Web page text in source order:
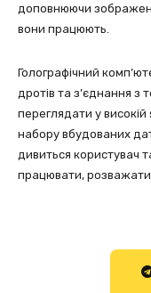
доповнюючи
вони працюють.
Голографічний
дротів та з’єднання з
переглядати у високій
набору вбудованих
дивиться користувач
працювати,